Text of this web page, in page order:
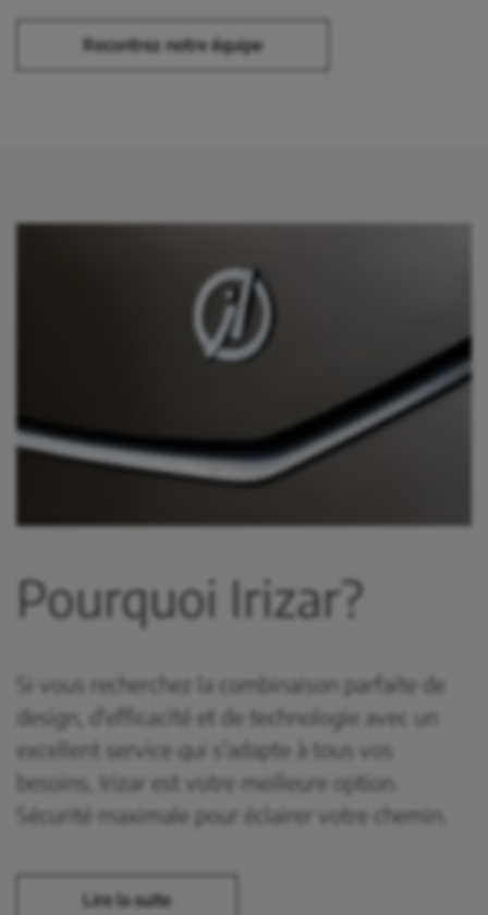
Recontrez notre équipe
Pourquoi Irizar?
Si vous recherchez la combinaison parfaite de
design, d'efficacité et de technologie avec un
excellent service qui s'adapte à tous vos
besoins, Irizar est votre meilleure option.
Sécurité maximale pour éclairer votre chemin.
Lire la suite